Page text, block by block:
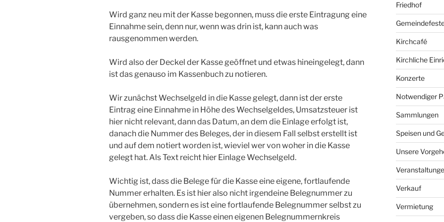
Wird ganz neu mit der Kasse begonnen, muss die erste Eintragung eine
Einnahme sein, denn nur, wenn was drin ist, kann auch was
rausgenommen werden.
Wird also der Deckel der Kasse geöffnet und etwas hineingelegt, dann
ist das genauso im Kassenbuch zu notieren.
Wir zunächst Wechselgeld in die Kasse gelegt, dann ist der erste
Eintrag eine Einnahme in Höhe des Wechselgeldes, Umsatzsteuer ist
hier nicht relevant, dann das Datum, an dem die Einlage erfolgt ist,
danach die Nummer des Beleges, der in diesem Fall selbst erstellt ist
und auf dem notiert worden ist, wieviel wer von woher in die Kasse
gelegt hat. Als Text reicht hier Einlage Wechselgeld.
Wichtig ist, dass die Belege für die Kasse eine eigene, fortlaufende
Nummer erhalten. Es ist hier also nicht irgendeine Belegnummer zu
übernehmen, sondern es ist eine fortlaufende Belegnummer selbst zu
vergeben, so dass die Kasse einen eigenen Belegnummernkreis
Friedhof
Kirchcafé
Kirchliche
Konzerte
Notwendiger
Sammlungen
Speisen und
Unsere
Verkauf
Vermietung